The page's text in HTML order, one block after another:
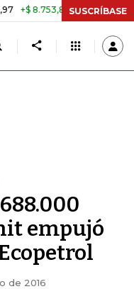
+2,19% TASA DE
SUSCRÍBASE
empujó
de 2016